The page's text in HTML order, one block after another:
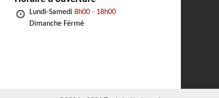
Lundi-Samedi 8h00 - 18h00
Dimanche Férmé